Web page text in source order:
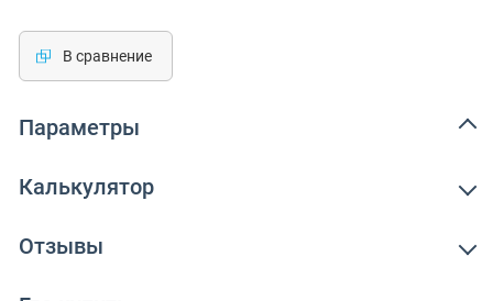
В сравнение
Параметры
Калькулятор
Отзывы